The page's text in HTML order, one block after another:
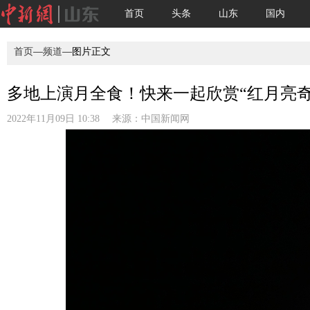
首页 头条 山东 国内
首页—频道—图片正文
多地上演月全食！快来一起欣赏“红月亮
2022年11月09日 10:38 来源： 中国新闻网